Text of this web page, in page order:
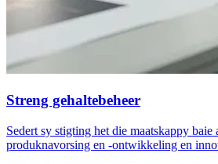
Streng gehaltebeheer
Sedert sy stigting het die maatskappy baie
produknavorsing en -ontwikkeling en